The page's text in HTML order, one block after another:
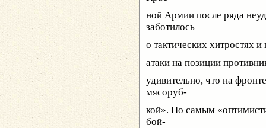
ной Армии после ряда
заботилось
о тактических хитростях
атаки на позиции
удивительно, что на
мясоруб-
кой». По самым
бой-